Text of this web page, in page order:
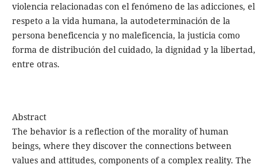
violencia relacionadas con el fenómeno de las adicciones, el
respeto a la vida humana, la autodeterminación de la
persona beneficencia y no maleficencia, la justicia como
forma de distribución del cuidado, la dignidad y la libertad,
entre otras.
Abstract
The behavior is a reflection of the morality of human
beings, where they discover the connections between
values and attitudes, components of a complex reality. The